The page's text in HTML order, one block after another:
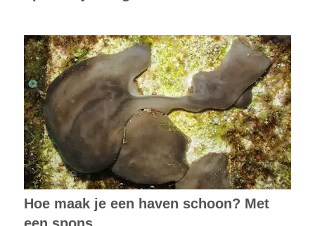
Hoe maak je een haven schoon? Met